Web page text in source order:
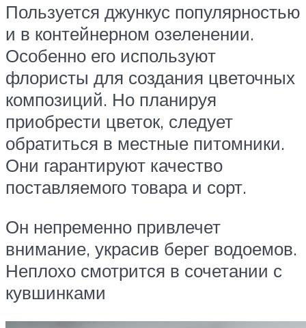
Пользуется джункус популярностью
и в контейнерном озеленении.
Особенно его используют
флористы для создания цветочных
композиций. Но планируя
приобрести цветок, следует
обратиться в местные питомники.
Они гарантируют качество
поставляемого товара и сорт.
Он непременно привлечет
внимание, украсив берег водоемов.
Неплохо смотрится в сочетании с
кувшинками